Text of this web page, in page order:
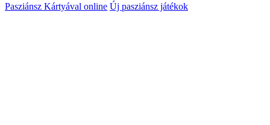
Pasziánsz Kártyával online Új pasziánsz játékok